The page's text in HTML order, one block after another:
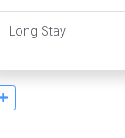
Long Stay